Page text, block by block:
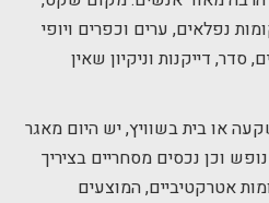
נפלאים, ערים וכפרים ויופי
סדר, דייקנות וניקיון שאין
או בית בשוויץ, יש היום מאגר
וכן נכסים מסחריים בציריך
אטרקטיביים, המוצעים